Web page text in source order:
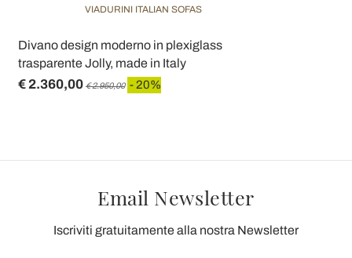
VIADURINI ITALIAN SOFAS
Divano design moderno in plexiglass
trasparente Jolly, made in Italy
€ 2.360,00 € 2.950,00 - 20%
Email Newsletter
Iscriviti gratuitamente alla nostra Newsletter